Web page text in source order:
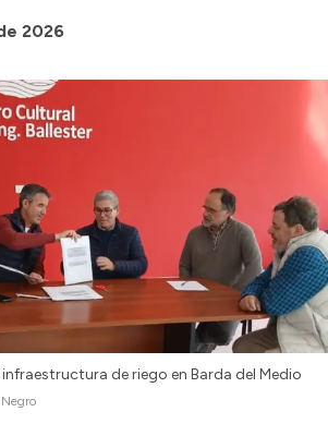
2026
de riego en Barda del Medio